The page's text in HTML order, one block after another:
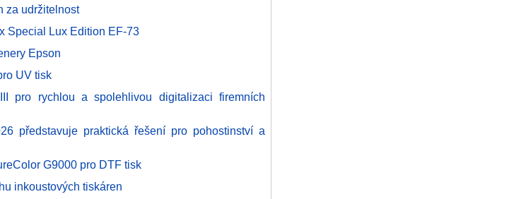
za udržitelnost
Special Lux Edition EF-73
Epson
UV tisk
pro rychlou a spolehlivou digitalizaci firemních
představuje praktická řešení pro pohostinství a
G9000 pro DTF tisk
inkoustových tiskáren